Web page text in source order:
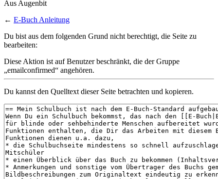
Aus Augenbit
← E-Buch Anleitung
Du bist aus dem folgenden Grund nicht berechtigt, die Seite zu
bearbeiten:
Diese Aktion ist auf Benutzer beschränkt, die der Gruppe
„emailconfirmed“ angehören.
Du kannst den Quelltext dieser Seite betrachten und kopieren.